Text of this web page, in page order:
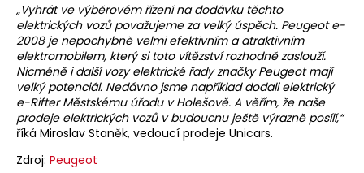
„Vyhrát ve výběrovém řízení na dodávku těchto
elektrických vozů považujeme za velký úspěch. Peugeot e-
2008 je nepochybně velmi efektivním a atraktivním
elektromobilem, který si toto vítězství rozhodně zaslouží.
Nicméně i další vozy elektrické řady značky Peugeot mají
velký potenciál. Nedávno jsme například dodali elektrický
e-Rifter Městskému úřadu v Holešově. A věřím, že naše
prodeje elektrických vozů v budoucnu ještě výrazně posílí,“
říká Miroslav Staněk, vedoucí prodeje Unicars.
Zdroj: Peugeot